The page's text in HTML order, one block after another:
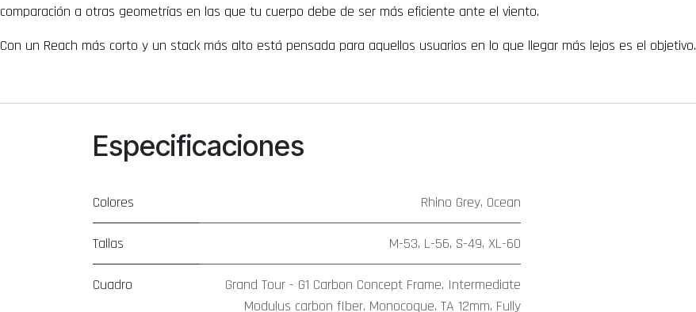
comparación a otras geometrías en las que tu cuerpo debe de ser más eficiente ante el viento.
Con un Reach más corto y un stack más alto está pensada para aquellos usuarios en lo que llegar más lejos es el objetivo.
Especificaciones
Colores Rhino Grey, Ocean
Tallas M-53, L-56, S-49, XL-60
Cuadro
Grand Tour - G1 Carbon Concept Frame. Intermediate
Modulus carbon fIber. Monocoque. TA 12mm. Fully